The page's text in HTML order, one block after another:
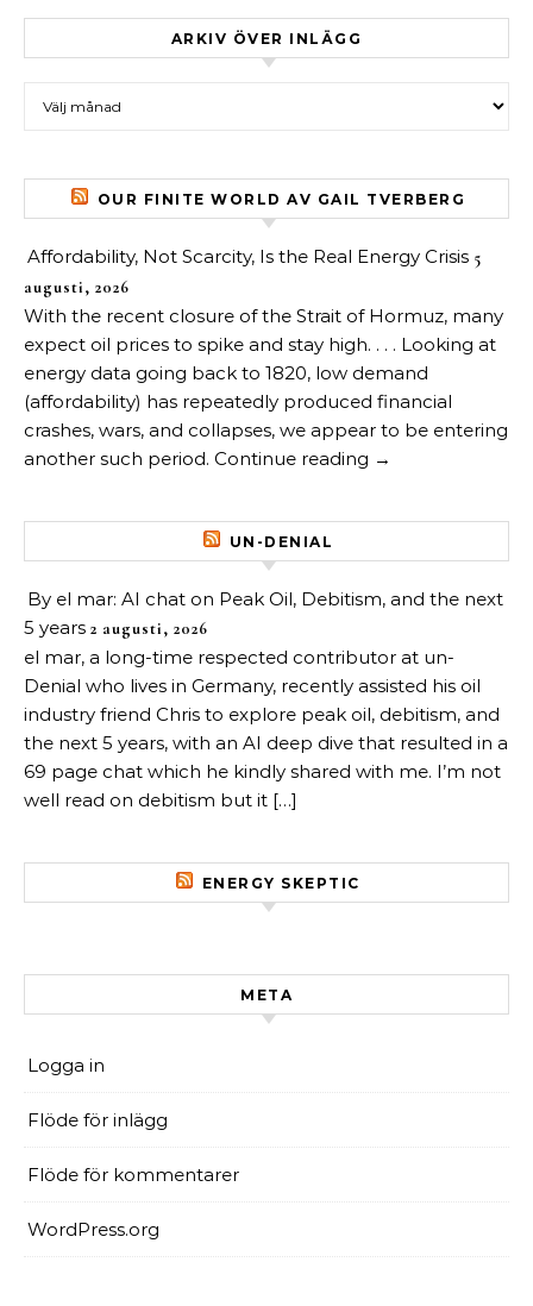
ARKIV ÖVER INLÄGG
OUR FINITE WORLD AV GAIL TVERBERG
Affordability, Not Scarcity, Is the Real Energy Crisis 5
augusti, 2026
With the recent closure of the Strait of Hormuz, many
expect oil prices to spike and stay high. . . . Looking at
energy data going back to 1820, low demand
(affordability) has repeatedly produced financial
crashes, wars, and collapses, we appear to be entering
another such period. Continue reading →
UN-DENIAL
By el mar: AI chat on Peak Oil, Debitism, and the next
5 years 2 augusti, 2026
el mar, a long-time respected contributor at un-
Denial who lives in Germany, recently assisted his oil
industry friend Chris to explore peak oil, debitism, and
the next 5 years, with an AI deep dive that resulted in a
69 page chat which he kindly shared with me. I’m not
well read on debitism but it […]
ENERGY SKEPTIC
META
Logga in
Flöde för inlägg
Flöde för kommentarer
WordPress.org